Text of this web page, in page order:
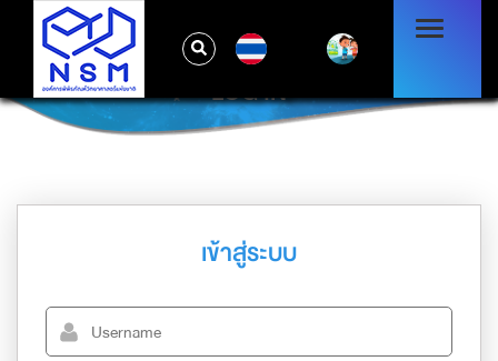
LOG IN
เข้าสู่ระบบ